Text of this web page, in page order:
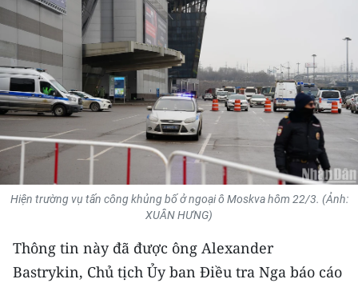
THỂ THAO
GIÁO DỤC
Y TẾ
KHOA HỌC - CÔNG NGHỆ
MÔI TRƯỜNG
KIỂM CHỨNG THÔNG TIN
Hiện trường vụ tấn công khủng bố ở ngoại ô Moskva hôm 22/3. (Ảnh:
XUÂN HƯNG)
Thông tin này đã được ông Alexander
Bastrykin, Chủ tịch Ủy ban Điều tra Nga báo cáo